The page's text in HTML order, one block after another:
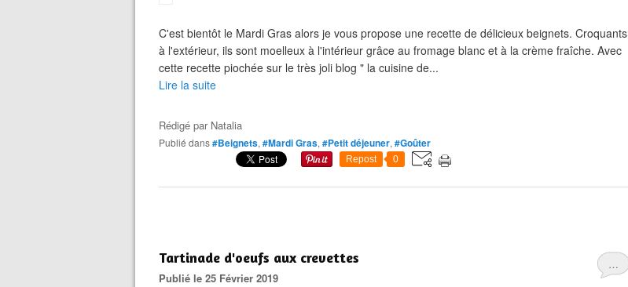
C'est bientôt le Mardi Gras alors je vous propose une recette de délicieux beignets. Croquants
à l'extérieur, ils sont moelleux à l'intérieur grâce au fromage blanc et à la crème fraîche. Avec
cette recette piochée sur le très joli blog " la cuisine de...
Lire la suite
Rédigé par Natalia
Publié dans#Beignets, #Mardi Gras, #Petit déjeuner, #Goûter
Repost 0
…
Tartinade d'oeufs aux crevettes
Publié le 25 Février 2019